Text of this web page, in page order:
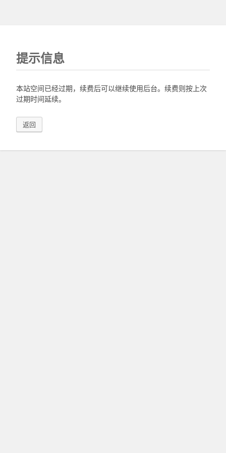
提示信息
本站空间已经过期，续费后可以继续使用后台。续费则按上次
过期时间延续。
返回